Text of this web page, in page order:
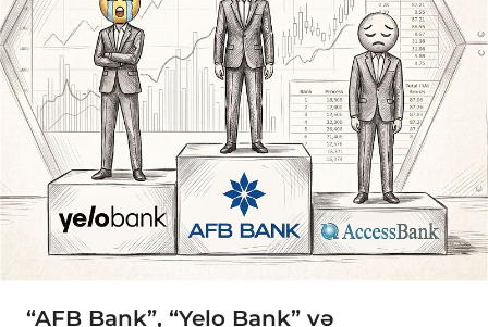
“AFB Bank”, “Yelo Bank” və